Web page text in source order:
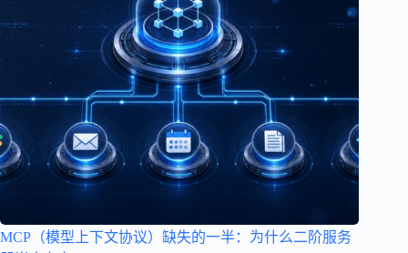
MCP（模型上下文协议）缺失的一半：为什么二阶服务